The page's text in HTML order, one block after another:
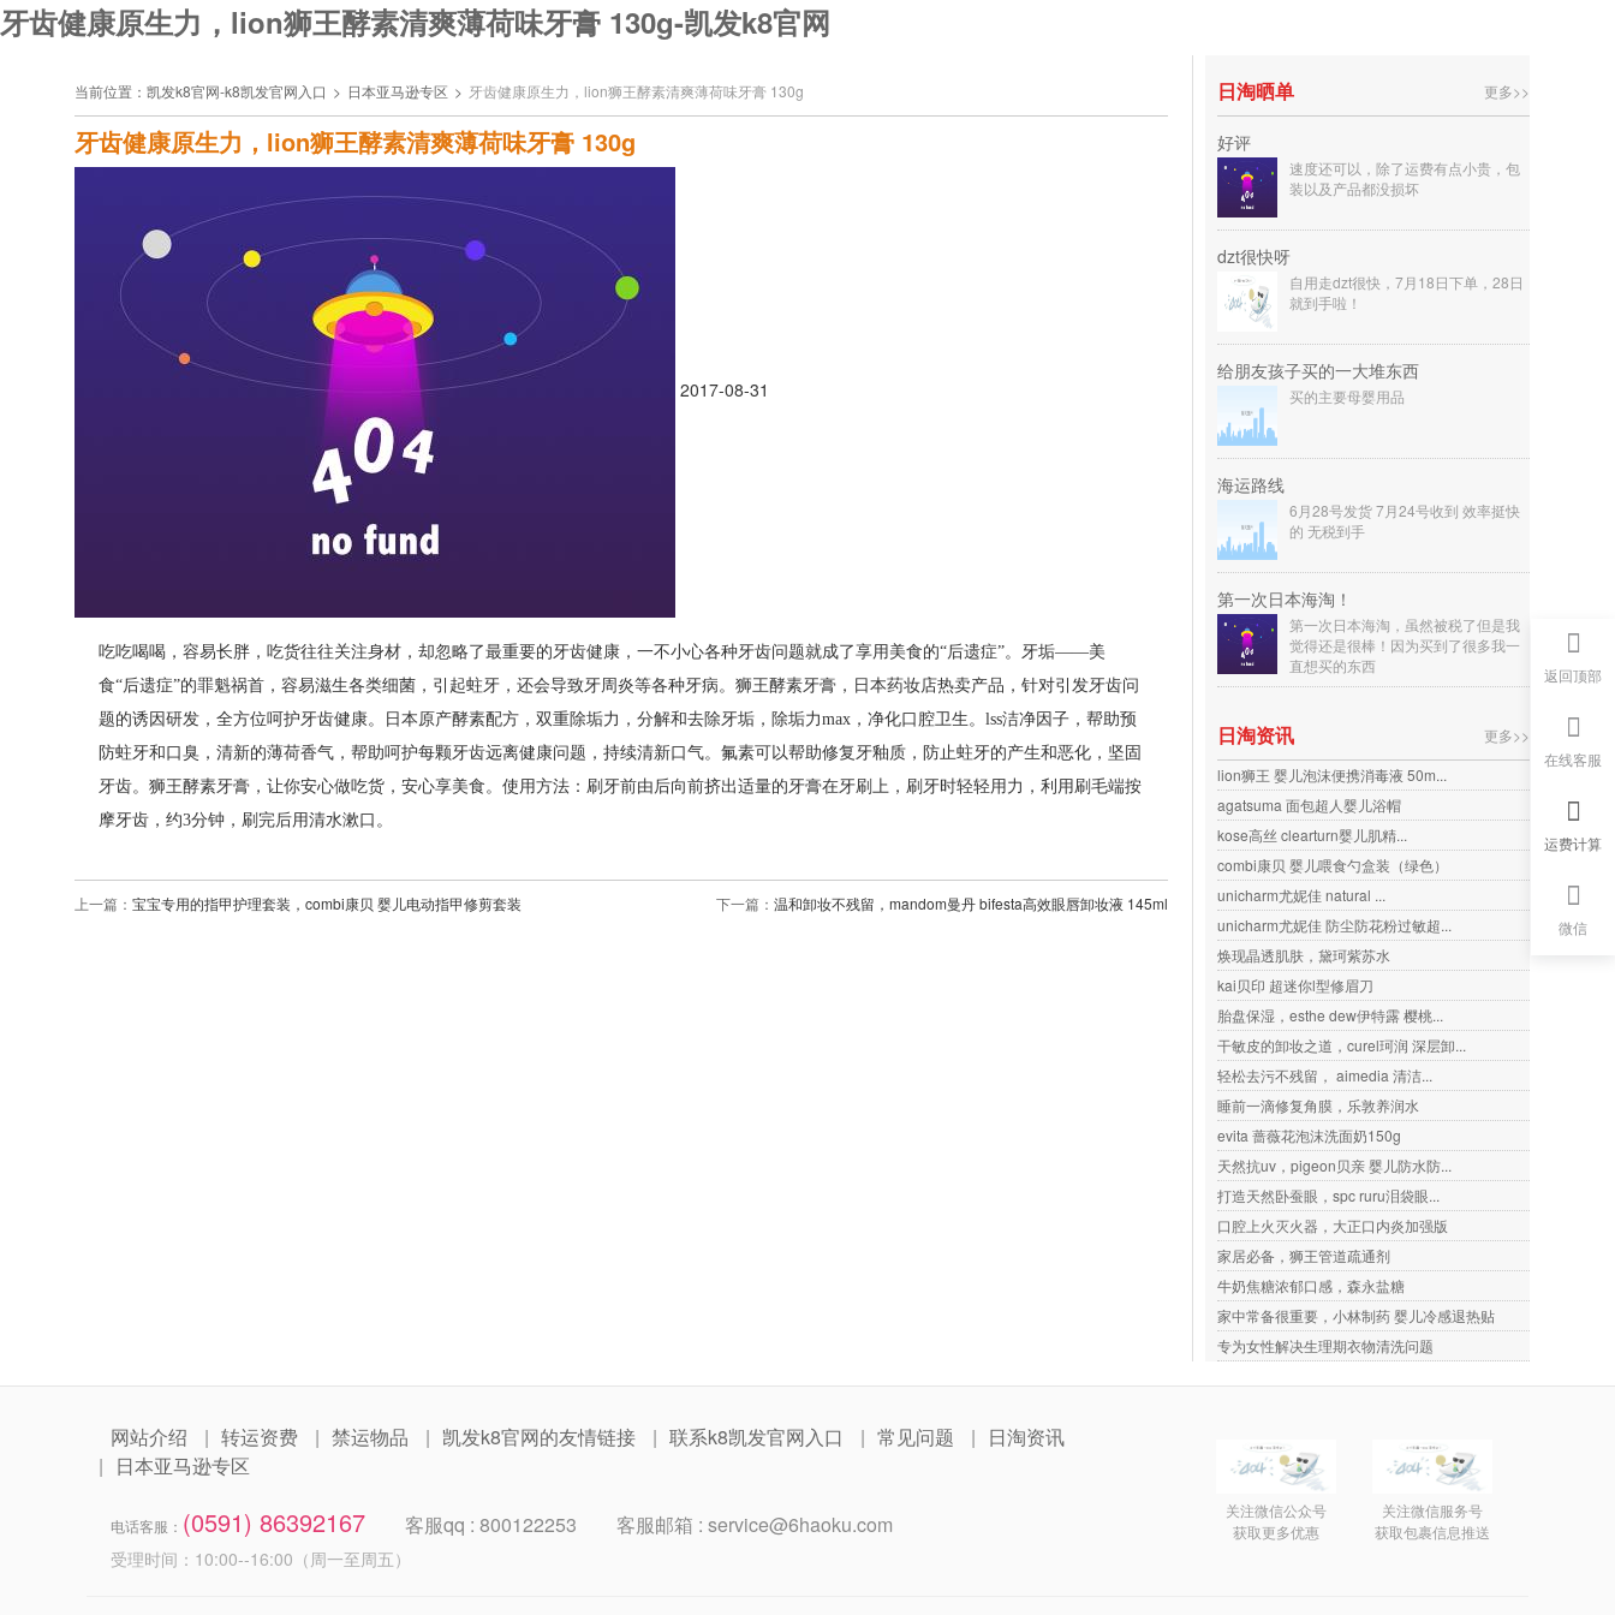
牙齿健康原生力，lion狮王酵素清爽薄荷味牙膏 130g-凯发k8官网
当前位置： 凯发k8官网-k8凯发官网入口 > 日本亚马逊专区 > 牙齿健康原生力，lion狮王酵素清爽薄荷味牙膏 130g
牙齿健康原生力，lion狮王酵素清爽薄荷味牙膏 130g
2017-08-31
吃吃喝喝，容易长胖，吃货往往关注身材，却忽略了最重要的牙齿健康，一不小心各种牙齿问题就成了享用美食的“后遗症”。牙垢——美
食“后遗症”的罪魁祸首，容易滋生各类细菌，引起蛀牙，还会导致牙周炎等各种牙病。狮王酵素牙膏，日本药妆店热卖产品，针对引发牙齿问
题的诱因研发，全方位呵护牙齿健康。日本原产酵素配方，双重除垢力，分解和去除牙垢，除垢力max，净化口腔卫生。lss洁净因子，帮助预
防蛀牙和口臭，清新的薄荷香气，帮助呵护每颗牙齿远离健康问题，持续清新口气。氟素可以帮助修复牙釉质，防止蛀牙的产生和恶化，坚固
牙齿。狮王酵素牙膏，让你安心做吃货，安心享美食。使用方法：刷牙前由后向前挤出适量的牙膏在牙刷上，刷牙时轻轻用力，利用刷毛端按
摩牙齿，约3分钟，刷完后用清水漱口。
上一篇： 宝宝专用的指甲护理套装，combi康贝 婴儿电动指甲修剪套装 下一篇： 温和卸妆不残留，mandom曼丹 bifesta高效眼唇卸妆液 145ml
日淘晒单 更多>>
好评
速度还可以，除了运费有点小贵，包
装以及产品都没损坏
dzt很快呀
自用走dzt很快，7月18日下单，28日
就到手啦！
给朋友孩子买的一大堆东西
买的主要母婴用品
海运路线
6月28号发货 7月24号收到 效率挺快
的 无税到手
第一次日本海淘！
第一次日本海淘，虽然被税了但是我
觉得还是很棒！因为买到了很多我一
直想买的东西
日淘资讯
更多>>
lion狮王 婴儿泡沫便携消毒液 50m...
agatsuma 面包超人婴儿浴帽
kose高丝 clearturn婴儿肌精...
combi康贝 婴儿喂食勺盒装（绿色）
unicharm尤妮佳 natural ...
unicharm尤妮佳 防尘防花粉过敏超...
焕现晶透肌肤，黛珂紫苏水
kai贝印 超迷你l型修眉刀
胎盘保湿，esthe dew伊特露 樱桃...
干敏皮的卸妆之道，curel珂润 深层卸...
轻松去污不残留， aimedia 清洁...
睡前一滴修复角膜，乐敦养润水
evita 蔷薇花泡沫洗面奶150g
天然抗uv，pigeon贝亲 婴儿防水防...
打造天然卧蚕眼，spc ruru泪袋眼...
口腔上火灭火器，大正口内炎加强版
家居必备，狮王管道疏通剂
牛奶焦糖浓郁口感，森永盐糖
家中常备很重要，小林制药 婴儿冷感退热贴
专为女性解决生理期衣物清洗问题
网站介绍 转运资费 禁运物品 凯发k8官网的友情链接 联系k8凯发官网入口 常见问题
日淘资讯
日本亚马逊专区
电话客服： (0591) 86392167 客服qq : 800122253 客服邮箱 : service@6haoku.com
受理时间：10:00--16:00（周一至周五）
关注微信公众号
获取更多优惠
关注微信服务号
获取包裹信息推送
返回顶部
在线客服
运费计算
微信